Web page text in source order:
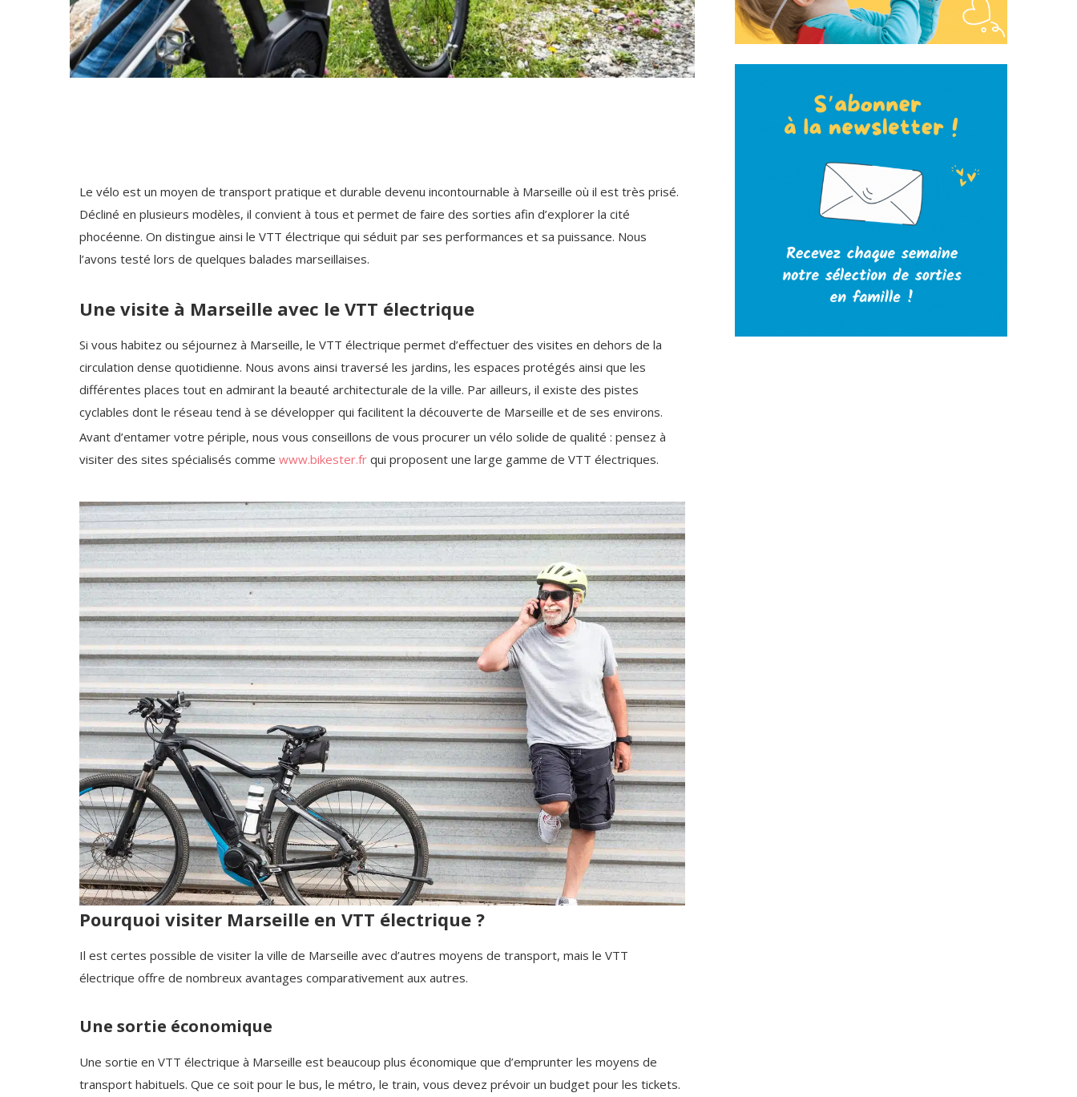
Le vélo est un moyen de transport pratique et durable devenu incontournable à Marseille où il est très prisé.
Décliné en plusieurs modèles, il convient à tous et permet de faire des sorties afin d’explorer la cité
phocéenne. On distingue ainsi le VTT électrique qui séduit par ses performances et sa puissance. Nous
l’avons testé lors de quelques balades marseillaises.
Une visite à Marseille avec le VTT électrique
Si vous habitez ou séjournez à Marseille, le VTT électrique permet d’effectuer des visites en dehors de la
circulation dense quotidienne. Nous avons ainsi traversé les jardins, les espaces protégés ainsi que les
différentes places tout en admirant la beauté architecturale de la ville. Par ailleurs, il existe des pistes
cyclables dont le réseau tend à se développer qui facilitent la découverte de Marseille et de ses environs.
Avant d’entamer votre périple, nous vous conseillons de vous procurer un vélo solide de qualité : pensez à
visiter des sites spécialisés comme www.bikester.fr qui proposent une large gamme de VTT électriques.
Pourquoi visiter Marseille en VTT électrique ?
Il est certes possible de visiter la ville de Marseille avec d’autres moyens de transport, mais le VTT
électrique offre de nombreux avantages comparativement aux autres.
Une sortie économique
Une sortie en VTT électrique à Marseille est beaucoup plus économique que d’emprunter les moyens de
transport habituels. Que ce soit pour le bus, le métro, le train, vous devez prévoir un budget pour les tickets.